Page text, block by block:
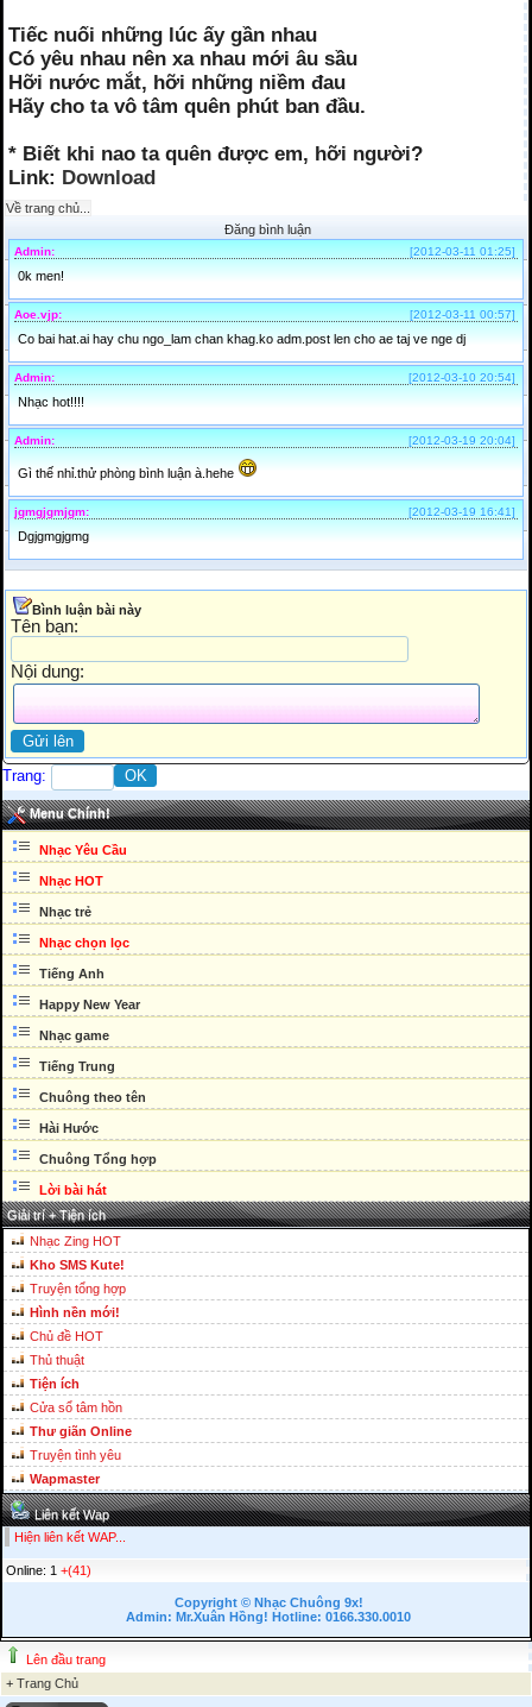
Tiếc nuối những lúc ấy gần nhau
Có yêu nhau nên xa nhau mới âu sầu
Hỡi nước mắt, hỡi những niềm đau
Hãy cho ta vô tâm quên phút ban đầu.
* Biết khi nao ta quên được em, hỡi người?
Link: Download
Về trang chủ...
Đăng bình luận
[2012-03-11 01:25]
Admin:
0k men!
[2012-03-11 00:57]
Aoe.vjp:
Co bai hat.ai hay chu ngo_lam chan khag.ko adm.post len cho ae taj ve nge dj
[2012-03-10 20:54]
Admin:
Nhạc hot!!!!
[2012-03-19 20:04]
Admin:
Gì thế nhỉ.thử phòng bình luận à.hehe
[2012-03-19 16:41]
jgmgjgmjgm:
Dgjgmgjgmg
Bình luận bài này
Tên bạn:
Nội dung:
Trang:
Menu Chính!
Nhạc Yêu Cầu
Nhạc HOT
Nhạc trẻ
Nhạc chọn lọc
Tiếng Anh
Happy New Year
Nhạc game
Tiếng Trung
Chuông theo tên
Hài Hước
Chuông Tổng hợp
Lời bài hát
Giải trí + Tiện ích
Nhạc Zing HOT
Kho SMS Kute!
Truyện tổng hợp
Hình nền mới!
Chủ đề HOT
Thủ thuật
Tiện ích
Cửa sổ tâm hồn
Thư giãn Online
Truyện tình yêu
Wapmaster
Liên kết Wap
Hiện liên kết WAP...
Online: 1 +(41)
Copyright © Nhạc Chuông 9x!
Admin: Mr.Xuân Hồng! Hotline: 0166.330.0010
Lên đầu trang
+ Trang Chủ